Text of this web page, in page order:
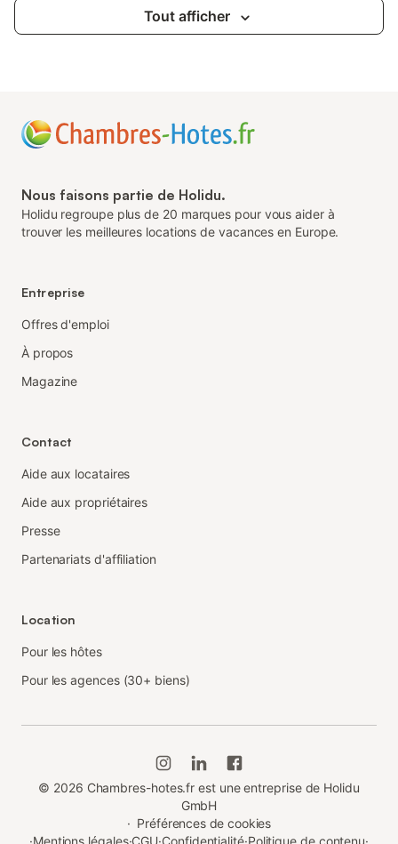
Tout afficher
Nous faisons partie de Holidu.
Holidu regroupe plus de 20 marques pour vous aider à
trouver les meilleures locations de vacances en Europe.
Entreprise
Offres d'emploi
À propos
Magazine
Contact
Aide aux locataires
Aide aux propriétaires
Presse
Partenariats d'affiliation
Location
Pour les hôtes
Pour les agences (30+ biens)
© 2026 Chambres-hotes.fr est une entreprise de Holidu
GmbH
· Préférences de cookies
·Mentions légales·CGU·Confidentialité·Politique de contenu·